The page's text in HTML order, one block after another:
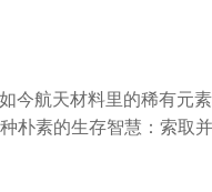
今航天材料里的稀有
朴素的生存智慧：索